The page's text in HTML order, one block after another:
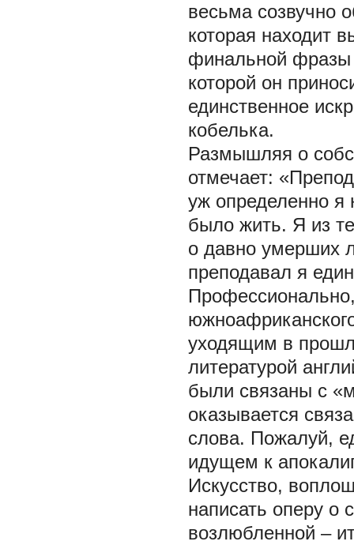
весьма созвучно
которая находит
финальной фразы
которой он
единственное
кобелька.
Размышляя о
отмечает:
уж определенно я
было жить. Я из
о давно умерших
преподавал я
уходящим в
литературой
были связаны с
оказывается
слова. Пожалуй,
идущем к
Искусство,
написать оперу о
возлюбленной –